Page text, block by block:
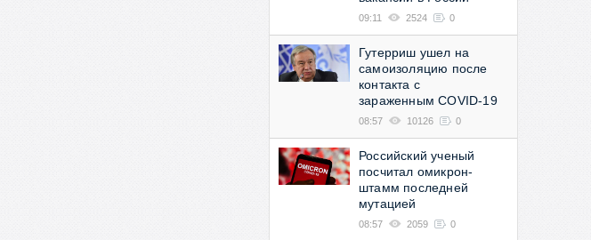
09:11 2524 0
Гутерриш ушел на
самоизоляцию после
контакта с
зараженным COVID-19
08:57 10126 0
Российский ученый
посчитал омикрон-
штамм последней
мутацией
08:57 2059 0